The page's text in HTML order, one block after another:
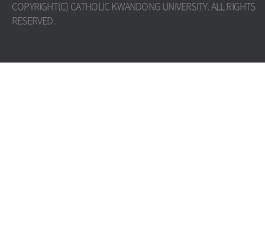
COPYRIGHT(C) CATHOLIC KWANDONG UNIVERSITY. ALL RIGHTS
RESERVED.